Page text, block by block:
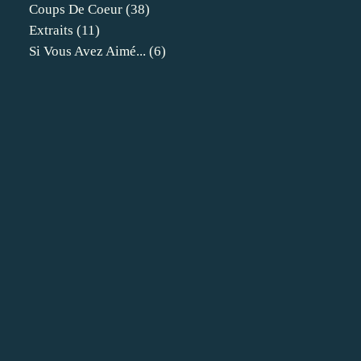
Coups De Coeur (38)
Extraits (11)
Si Vous Avez Aimé... (6)